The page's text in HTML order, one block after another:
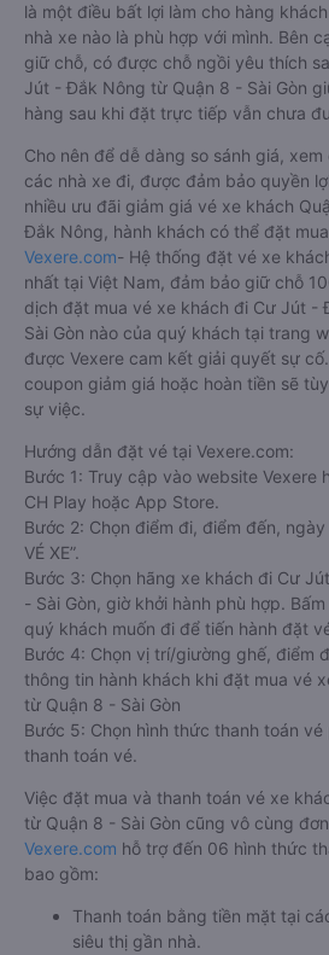
là một điều bất lợi làm cho hàng
nhà xe nào là phù hợp với mình. Bên
giữ chỗ, có được chỗ ngồi yêu thích
Jút - Đắk Nông từ Quận 8 - Sài Gòn
hàng sau khi đặt trực tiếp vẫn chưa
Cho nên để dễ dàng so sánh giá,
các nhà xe đi, được đảm bảo quyền
nhiều ưu đãi giảm giá vé xe khách
Đắk Nông, hành khách có thể đặt
Vexere.com- Hệ thống đặt vé xe
nhất tại Việt Nam, đảm bảo giữ chỗ
dịch đặt mua vé xe khách đi Cư Jút -
Sài Gòn nào của quý khách tại trang
được Vexere cam kết giải quyết sự
coupon giảm giá hoặc hoàn tiền sẽ
sự việc.
Hướng dẫn đặt vé tại Vexere.com:
Bước 1: Truy cập vào website Vexere
CH Play hoặc App Store.
Bước 2: Chọn điểm đi, điểm đến,
VÉ XE”.
Bước 3: Chọn hãng xe khách đi Cư
- Sài Gòn, giờ khởi hành phù hợp.
quý khách muốn đi để tiến hành đặt
Bước 4: Chọn vị trí/giường ghế, điểm
thông tin hành khách khi đặt mua vé
từ Quận 8 - Sài Gòn
Bước 5: Chọn hình thức thanh toán
thanh toán vé.
Việc đặt mua và thanh toán vé xe
từ Quận 8 - Sài Gòn cũng vô cùng
Vexere.com hỗ trợ đến 06 hình thức
bao gồm:
Thanh toán bằng tiền mặt tại
siêu thị gần nhà.